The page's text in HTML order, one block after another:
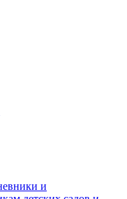
и